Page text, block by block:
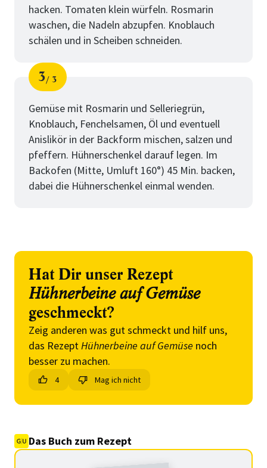
hacken. Tomaten klein würfeln. Rosmarin
waschen, die Nadeln abzupfen. Knoblauch
schälen und in Scheiben schneiden.
Schritt
3
von
3
Gemüse mit Rosmarin und Selleriegrün,
Knoblauch, Fenchelsamen, Öl und eventuell
Anislikör in der Backform mischen, salzen und
pfeffern. Hühnerschenkel darauf legen. Im
Backofen (Mitte, Umluft 160°) 45 Min. backen,
dabei die Hühnerschenkel einmal wenden.
Hat Dir unser Rezept
Hühnerbeine auf Gemüse
geschmeckt?
Zeig anderen was gut schmeckt und hilf uns,
das RezeptHühnerbeine auf Gemüse noch
besser zu machen.
4 Mag ich nicht
Das Buch zum Rezept